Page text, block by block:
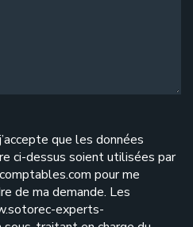
que les données
ci-dessus soient utilisées par
pour me
de ma demande. Les
experts-